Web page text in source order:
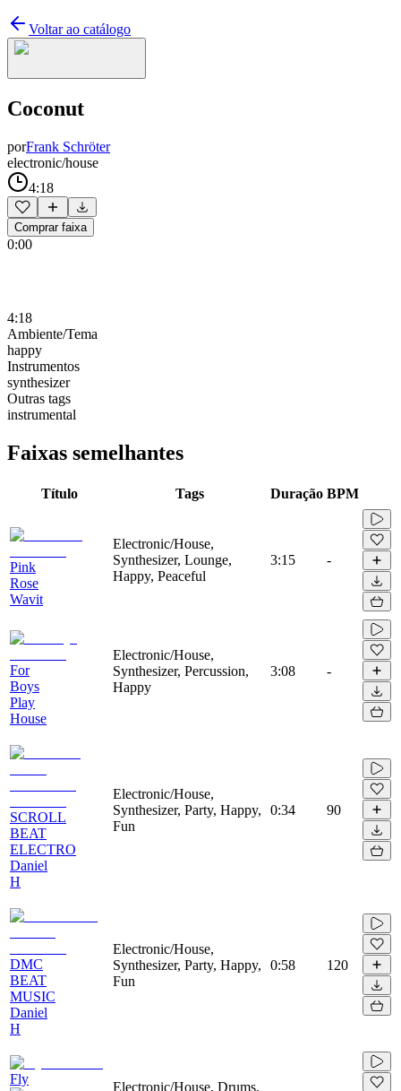
Voltar ao catálogo
Coconut
porFrank Schröter
electronic/house
4:18
Comprar faixa
0:00
4:18
Ambiente/Tema
happy
Instrumentos
synthesizer
Outras tags
instrumental
Faixas semelhantes
Título Tags Duração BPM
Pink
Rose
Wavit
Electronic/House,
Synthesizer, Lounge,
Happy, Peaceful
3:15 -
For
Boys
Play
House
Electronic/House,
Synthesizer, Percussion,
Happy
3:08 -
SCROLL
BEAT
ELECTRO
Daniel
H
Electronic/House,
Synthesizer, Party, Happy,
Fun
0:34 90
DMC
BEAT
MUSIC
Daniel
H
Electronic/House,
Synthesizer, Party, Happy,
Fun
0:58 120
Fly
Electronic/House, Drums,